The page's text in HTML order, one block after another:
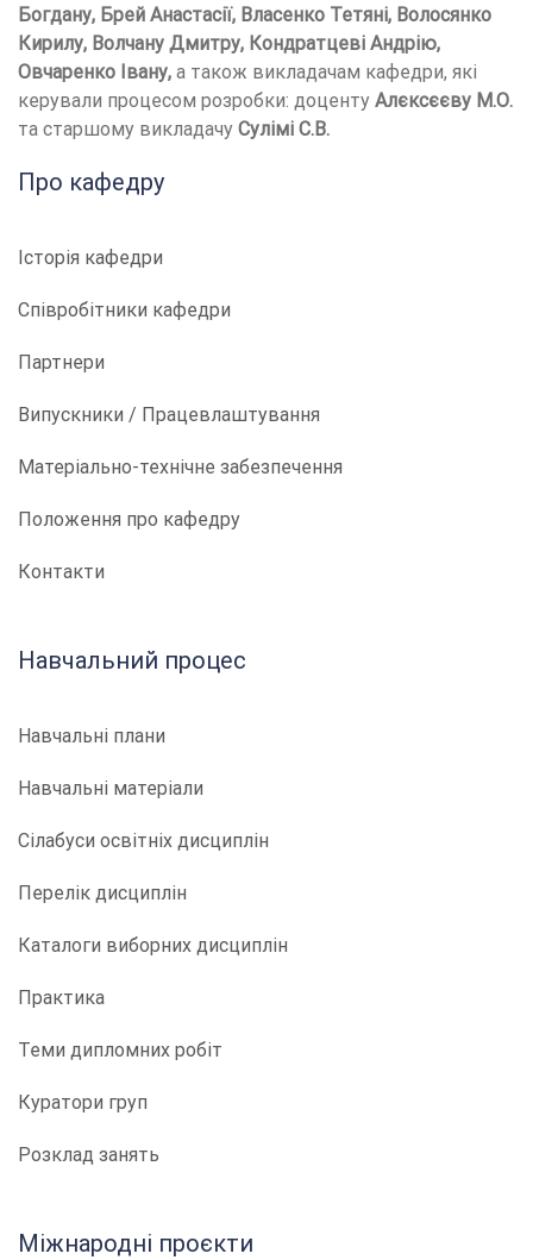
Богдану, Брей Анастасії, Власенко Тетяні, Волосянко
Кирилу, Волчану Дмитру, Кондратцеві Андрію,
Овчаренко Івану, а також викладачам кафедри, які
керували процесом розробки: доценту Алєксєєву М.О.
та старшому викладачу Сулімі С.В.
Про кафедру
Історія кафедри
Співробітники кафедри
Партнери
Випускники / Працевлаштування
Матеріально-технічне забезпечення
Положення про кафедру
Контакти
Навчальний процес
Навчальні плани
Навчальні матеріали
Сілабуси освітніх дисциплін
Перелік дисциплін
Каталоги виборних дисциплін
Практика
Теми дипломних робіт
Куратори груп
Розклад занять
Міжнародні проєкти